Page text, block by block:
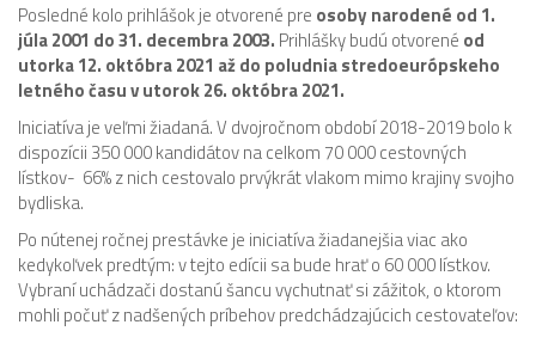
Posledné kolo prihlášok je otvorené pre osoby narodené od 1.
júla 2001 do 31. decembra 2003. Prihlášky budú otvorené od
utorka 12. októbra 2021 až do poludnia stredoeurópskeho
letného času v utorok 26. októbra 2021.
Iniciatíva je veľmi žiadaná. V dvojročnom období 2018-2019 bolo k
dispozícii 350 000 kandidátov na celkom 70 000 cestovných
lístkov- 66% z nich cestovalo prvýkrát vlakom mimo krajiny svojho
bydliska.
Po nútenej ročnej prestávke je iniciatíva žiadanejšia viac ako
kedykoľvek predtým: v tejto edícii sa bude hrať o 60 000 lístkov.
Vybraní uchádzači dostanú šancu vychutnať si zážitok, o ktorom
mohli počuť z nadšených príbehov predchádzajúcich cestovateľov: